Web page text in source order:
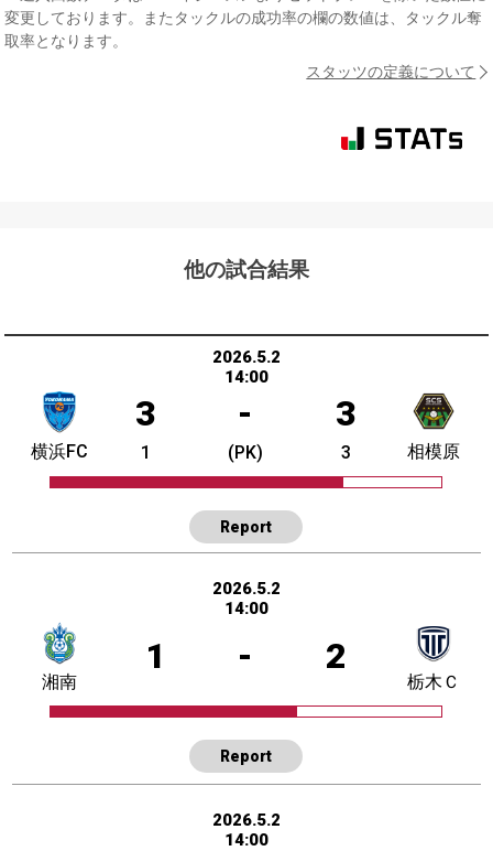
変更しております。またタックルの成功率の欄の数値は、タックル奪
取率となります。
スタッツの定義について
他の試合結果
2026.5.2
14:00
3 - 3
横浜FC 1 (PK) 3 相模原
Report
2026.5.2
14:00
1 - 2
湘南 栃木Ｃ
Report
2026.5.2
14:00